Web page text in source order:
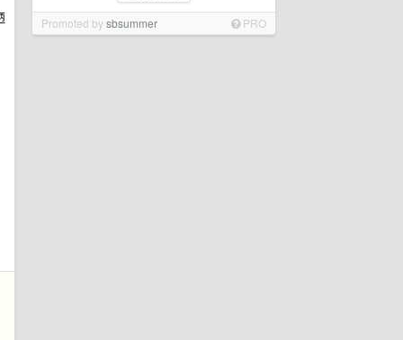
Promoted bysbsummer PRO